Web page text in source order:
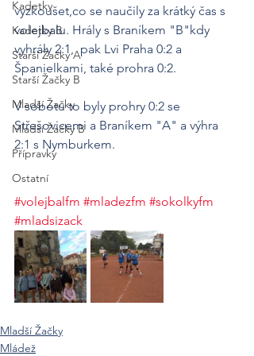
Kadetky
Kadetky B
Starší Žačky A
Starší Žačky B
Mladší Žačky
Mladší Žačky B
Přípravky
Ostatní
vyzkoušet,co se naučily za krátký čas s
volejbalu. Hrály s Braníkem "B"kdy
vyhrály 2:1,  pak Lvi Praha 0:2 a
Španielkami, také prohra 0:2.
V sobotu to byly prohry 0:2 se
Střešovicemi a Braníkem "A" a výhra
2:1 s Nymburkem.
#volejbalfm #mladezfm #sokolkyfm
#mladsizack
Mladší Žačky
Mládež